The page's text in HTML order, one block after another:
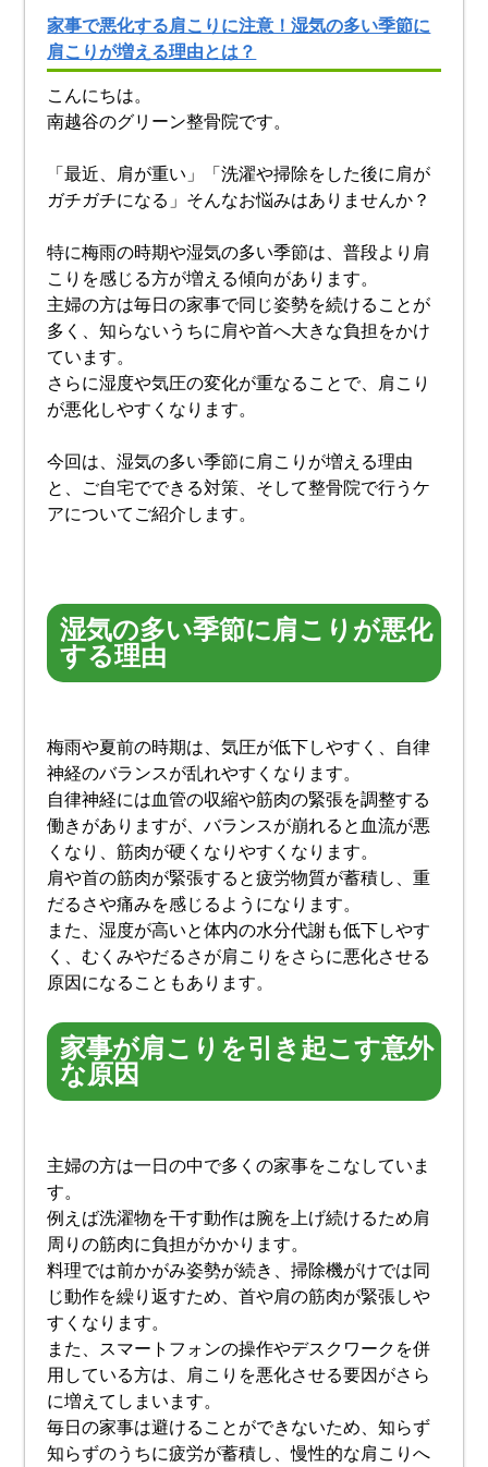
家事で悪化する肩こりに注意！湿気の多い季節に
肩こりが増える理由とは？
こんにちは。
南越谷のグリーン整骨院です。
「最近、肩が重い」「洗濯や掃除をした後に肩が
ガチガチになる」そんなお悩みはありませんか？
特に梅雨の時期や湿気の多い季節は、普段より肩
こりを感じる方が増える傾向があります。
主婦の方は毎日の家事で同じ姿勢を続けることが
多く、知らないうちに肩や首へ大きな負担をかけ
ています。
さらに湿度や気圧の変化が重なることで、肩こり
が悪化しやすくなります。
今回は、湿気の多い季節に肩こりが増える理由
と、ご自宅でできる対策、そして整骨院で行うケ
アについてご紹介します。
湿気の多い季節に肩こりが悪化
する理由
梅雨や夏前の時期は、気圧が低下しやすく、自律
神経のバランスが乱れやすくなります。
自律神経には血管の収縮や筋肉の緊張を調整する
働きがありますが、バランスが崩れると血流が悪
くなり、筋肉が硬くなりやすくなります。
肩や首の筋肉が緊張すると疲労物質が蓄積し、重
だるさや痛みを感じるようになります。
また、湿度が高いと体内の水分代謝も低下しやす
く、むくみやだるさが肩こりをさらに悪化させる
原因になることもあります。
家事が肩こりを引き起こす意外
な原因
主婦の方は一日の中で多くの家事をこなしていま
す。
例えば洗濯物を干す動作は腕を上げ続けるため肩
周りの筋肉に負担がかかります。
料理では前かがみ姿勢が続き、掃除機がけでは同
じ動作を繰り返すため、首や肩の筋肉が緊張しや
すくなります。
また、スマートフォンの操作やデスクワークを併
用している方は、肩こりを悪化させる要因がさら
に増えてしまいます。
毎日の家事は避けることができないため、知らず
知らずのうちに疲労が蓄積し、慢性的な肩こりへ